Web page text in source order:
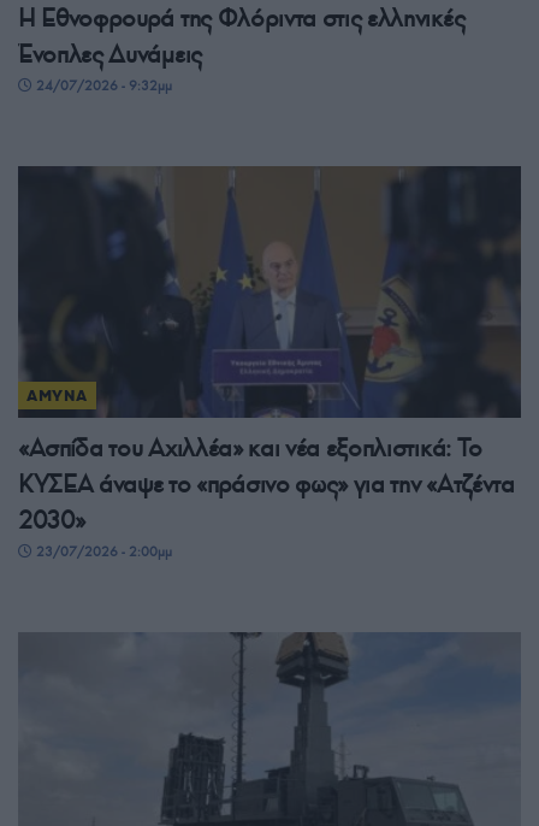
Η Εθνοφρουρά της Φλόριντα στις ελληνικές
Ένοπλες Δυνάμεις
24/07/2026 - 9:32μμ
ΑΜΥΝΑ
«Ασπίδα του Αχιλλέα» και νέα εξοπλιστικά: Το
ΚΥΣΕΑ άναψε το «πράσινο φως» για την «Ατζέντα
2030»
23/07/2026 - 2:00μμ